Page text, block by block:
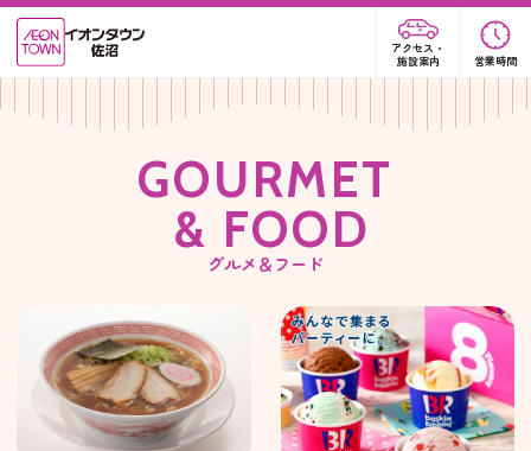
アクセス・
施設案内
営業時間
GOURMET
& FOOD
グルメ＆フード